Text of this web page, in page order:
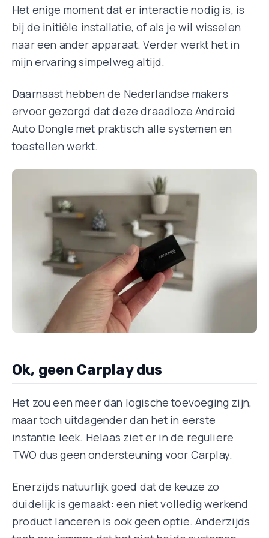
Het enige moment dat er interactie nodig is, is
bij de initiële installatie, of als je wil wisselen
naar een ander apparaat. Verder werkt het in
mijn ervaring simpelweg altijd.
Daarnaast hebben de Nederlandse makers
ervoor gezorgd dat deze draadloze Android
Auto Dongle met praktisch alle systemen en
toestellen werkt.
Ok, geen Carplay dus
Het zou een meer dan logische toevoeging zijn,
maar toch uitdagender dan het in eerste
instantie leek. Helaas ziet er in de reguliere
TWO dus geen ondersteuning voor Carplay.
Enerzijds natuurlijk goed dat de keuze zo
duidelijk is gemaakt: een niet volledig werkend
product lanceren is ook geen optie. Anderzijds